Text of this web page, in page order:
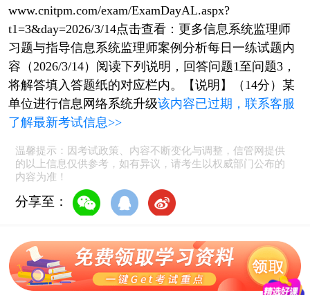
www.cnitpm.com/exam/ExamDayAL.aspx?
t1=3&day=2026/3/14点击查看：更多信息系统监理师
习题与指导信息系统监理师案例分析每日一练试题内
容（2026/3/14）阅读下列说明，回答问题1至问题3，
将解答填入答题纸的对应栏内。【说明】（14分）某
单位进行信息网络系统升级该内容已过期，联系客服
了解最新考试信息>>
温馨提示：因考试政策、内容不断变化与调整，信管网提供
的以上信息仅供参考，如有异议，请考生以权威部门公布的
内容为准！
分享至：